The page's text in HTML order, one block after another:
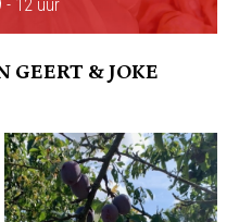
- 12 uur
GEERT & JOKE